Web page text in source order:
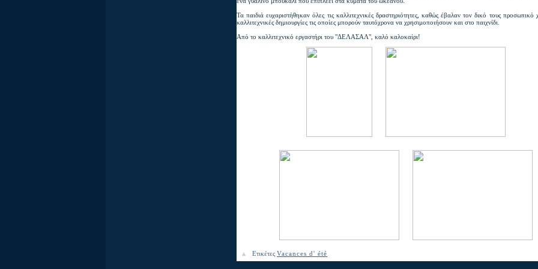
Τα παιδιά ευχαριστήθηκαν όλες τις καλλιτεχνικές δραστηριότητες, καθώς έβαλαν τον δικό τους προσωπικό
καλλιτεχνικές δημιουργίες τις οποίες μπορούν ταυτόχρονα να χρησιμοποιήσουν και στο παιχνίδι.
Από το καλλιτεχνικό εργαστήρι του "ΔΕΛΑΣΑΛ", καλό καλοκαίρι!
Ετικέτες Vacances d' été